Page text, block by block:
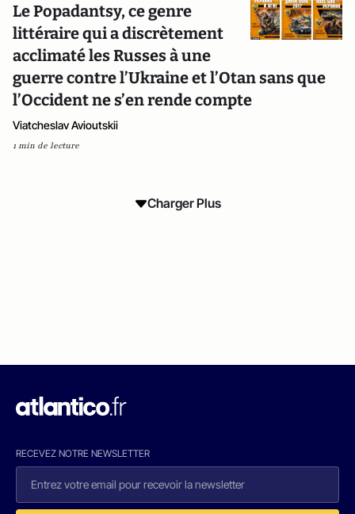
Le Popadantsy, ce genre
littéraire qui a discrètement
acclimaté les Russes à une
guerre contre l’Ukraine et l’Otan sans que
l’Occident ne s’en rende compte
Viatcheslav Avioutskii
1 min de lecture
Charger Plus
RECEVEZ NOTRE NEWSLETTER